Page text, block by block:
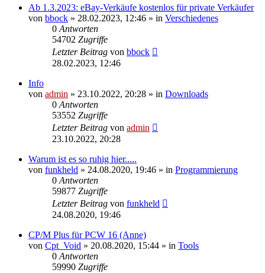
Ab 1.3.2023: eBay-Verkäufe kostenlos für private Verkäufer
von bbock » 28.02.2023, 12:46 » in Verschiedenes
0 Antworten
54702 Zugriffe
Letzter Beitrag von bbock
28.02.2023, 12:46
Info
von admin » 23.10.2022, 20:28 » in Downloads
0 Antworten
53552 Zugriffe
Letzter Beitrag von admin
23.10.2022, 20:28
Warum ist es so ruhig hier.....
von funkheld » 24.08.2020, 19:46 » in Programmierung
0 Antworten
59877 Zugriffe
Letzter Beitrag von funkheld
24.08.2020, 19:46
CP/M Plus für PCW 16 (Anne)
von Cpt_Void » 20.08.2020, 15:44 » in Tools
0 Antworten
59990 Zugriffe